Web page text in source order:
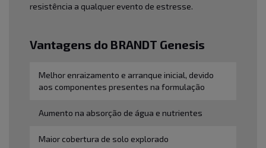
resistência a qualquer evento de estresse.
Vantagens do BRANDT Genesis
Melhor enraizamento e arranque inicial, devido
aos componentes presentes na formulação
Aumento na absorção de água e nutrientes
Maior cobertura de solo explorado